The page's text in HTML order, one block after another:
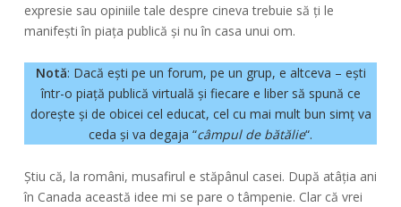
expresie sau opiniile tale despre cineva trebuie să ți le
manifești în piața publică și nu în casa unui om.
Notă: Dacă ești pe un forum, pe un grup, e altceva – ești
într-o piață publică virtuală și fiecare e liber să spună ce
dorește și de obicei cel educat, cel cu mai mult bun simț va
ceda și va degaja “câmpul de bătălie“.
Știu că, la români, musafirul e stăpânul casei. După atâția ani
în Canada această idee mi se pare o tâmpenie. Clar că vrei